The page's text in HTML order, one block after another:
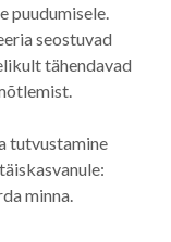
puudumisele.
seostuvad
tähendavad
tutvustamine
minna.